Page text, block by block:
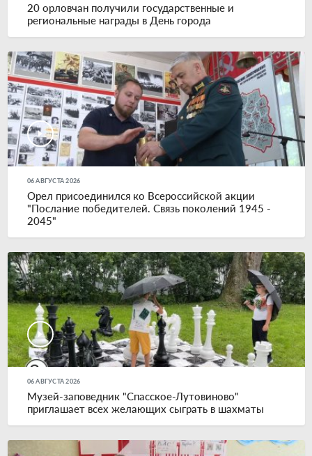
20 орловчан получили государственные и
региональные награды в День города
06 АВГУСТА 2026
Орел присоединился ко Всероссийской акции
"Послание победителей. Связь поколений 1945 -
2045"
06 АВГУСТА 2026
Музей-заповедник "Спасское-Лутовиново"
приглашает всех желающих сыграть в шахматы